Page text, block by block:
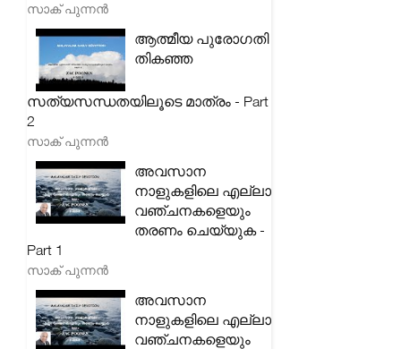
സാക് പുന്നൻ
ആത്മീയ പുരോഗതി
തികഞ്ഞ
സത്യസന്ധതയിലൂടെ മാത്രം - Part
2
സാക് പുന്നൻ
അവസാന
നാളുകളിലെ എല്ലാ
വഞ്ചനകളെയും
തരണം ചെയ്യുക -
Part 1
സാക് പുന്നൻ
അവസാന
നാളുകളിലെ എല്ലാ
വഞ്ചനകളെയും